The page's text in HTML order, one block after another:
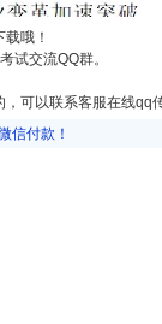
哦！
试交流QQ群。
可以联系客服在线qq
信付款！